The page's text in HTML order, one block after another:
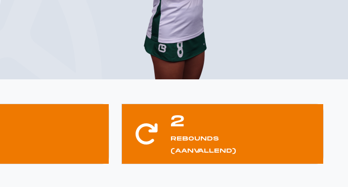
2
REBOUNDS
(AANVALLEND)